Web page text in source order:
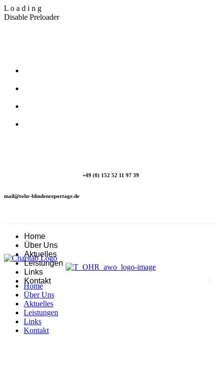
L o a d i n g
Disable Preloader
+49 (0) 152 52 11 97 39
mail@tohr-blindenreportage.de
Home
Über Uns
Aktuelles
Leistungen
Links
Kontakt
Home
Über Uns
Aktuelles
Leistungen
Links
Kontakt